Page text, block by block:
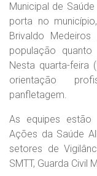
Municipal de
porta no
Brivaldo
população
Nesta quarta-feira
orientação
panfletagem.
As equipes
Ações da Saúde
setores de
SMTT, Guarda Civil